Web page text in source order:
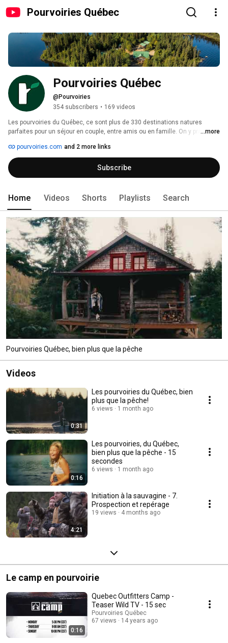
Pourvoiries Québec
Pourvoiries Québec
@Pourvoiries
354 subscribers • 169 videos
Les pourvoiries du Québec, ce sont plus de 330 destinations natures
parfaites pour un séjour en couple, entre amis ou en famille. On y pratique
plein air comme le kayak, la planche à pagaie, la randonnée, le quad et bien
plus. Été comme hiver, on profite d'un immense terrain de jeu et du savoir-
faire de nos pourvoyeurs, qui partagent généreusement leur nature.
...more
pourvoiries.com and 2 more links
Subscribe
Home Videos Shorts Playlists Search
Pourvoiries Québec, bien plus que la pêche
Videos
0:31
Les pourvoiries du Québec, bien
plus que la pêche!
6 views 1 month ago
0:16
Les pourvoiries, du Québec,
bien plus que la pêche - 15
secondes
6 views 1 month ago
4:21
Initiation à la sauvagine - 7.
Prospection et repérage
19 views 4 months ago
Le camp en pourvoirie
0:16
Quebec Outfitters Camp -
Teaser Wild TV - 15 sec
Pourvoiries Québec
67 views
14 years ago